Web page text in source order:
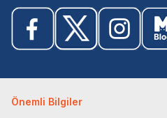
Önemli Bilgiler